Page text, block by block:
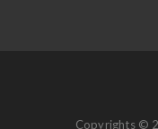
Copyrights ©